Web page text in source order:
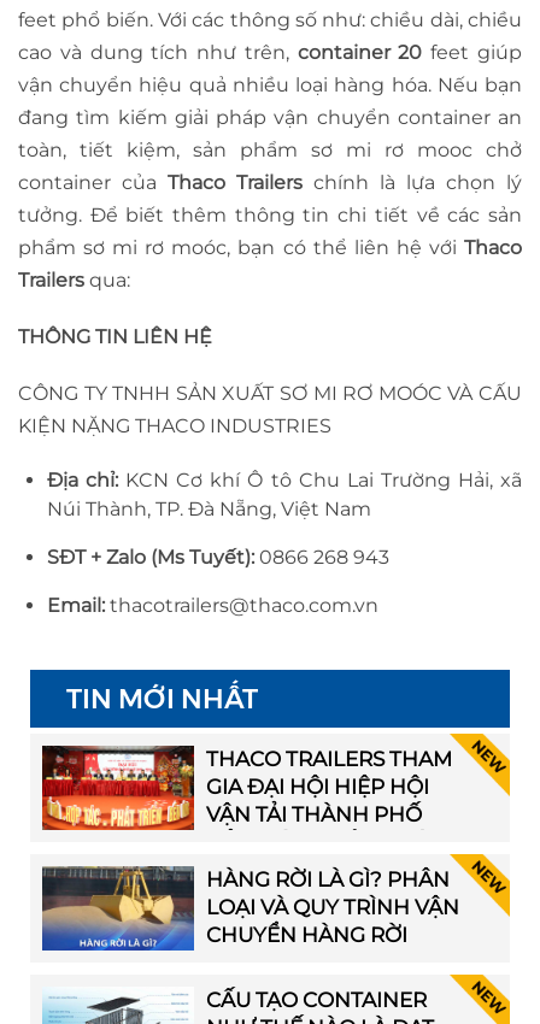
feet phổ biến. Với các thông số như: chiều dài, chiều
cao và dung tích như trên, container 20 feet giúp
vận chuyển hiệu quả nhiều loại hàng hóa. Nếu bạn
đang tìm kiếm giải pháp vận chuyển container an
toàn, tiết kiệm, sản phẩm sơ mi rơ mooc chở
container của Thaco Trailers chính là lựa chọn lý
tưởng. Để biết thêm thông tin chi tiết về các sản
phẩm sơ mi rơ moóc, bạn có thể liên hệ với Thaco
Trailers qua:
THÔNG TIN LIÊN HỆ
CÔNG TY TNHH SẢN XUẤT SƠ MI RƠ MOÓC VÀ CẤU
KIỆN NẶNG THACO INDUSTRIES
Địa chỉ: KCN Cơ khí Ô tô Chu Lai Trường Hải, xã
Núi Thành, TP. Đà Nẵng, Việt Nam
SĐT + Zalo (Ms Tuyết): 0866 268 943
Email: thacotrailers@thaco.com.vn
TIN MỚI NHẤT
THACO TRAILERS THAM
GIA ĐẠI HỘI HIỆP HỘI
VẬN TẢI THÀNH PHỐ
HÀNG RỜI LÀ GÌ? PHÂN
LOẠI VÀ QUY TRÌNH VẬN
CHUYỂN HÀNG RỜI
CẤU TẠO CONTAINER